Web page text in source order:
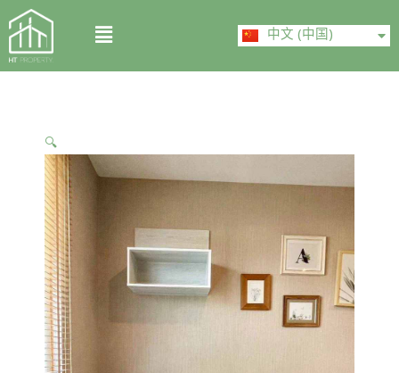
Skip
to
content
Menu 中文 (中国)
English
🔍